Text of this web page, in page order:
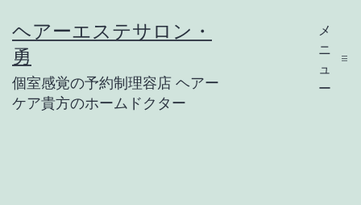
ン
テ
ン
ヘアーエステサロン・
勇
個室感覚の予約制理容店 ヘアー
ケア貴方のホームドクター
メ
ニ
ュ
ー